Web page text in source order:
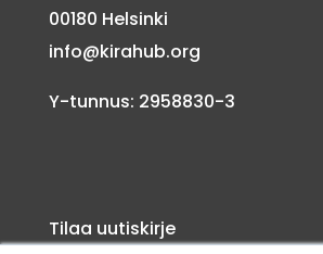
00180 Helsinki
info@kirahub.org
Y-tunnus: 2958830-3
Tilaa uutiskirje